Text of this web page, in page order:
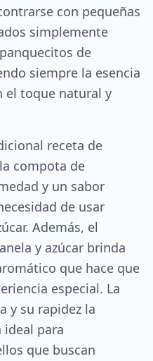
con pequeñas
simplemente
de
siempre la esencia
el toque natural y
receta de
compota de
y un sabor
de usar
Además, el
y azúcar brinda
que hace que
especial. La
y su rapidez la
ideal para
que buscan